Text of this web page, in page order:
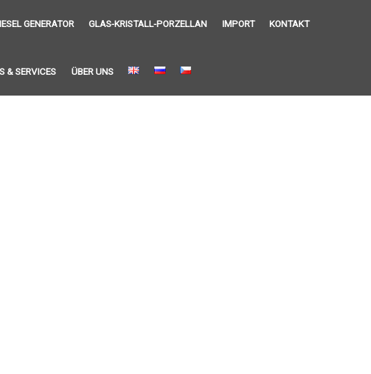
GENERATOR GLAS-KRISTALL-PORZELLAN IMPORT KONTAKT
& SERVICES ÜBER UNS